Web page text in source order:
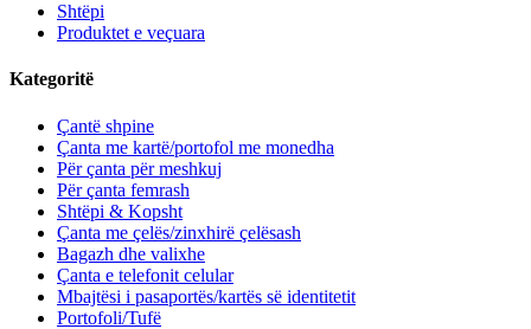
Shtëpi
Produktet e veçuara
Kategoritë
Çantë shpine
Çanta me kartë/portofol me monedha
Për çanta për meshkuj
Për çanta femrash
Shtëpi & Kopsht
Çanta me çelës/zinxhirë çelësash
Bagazh dhe valixhe
Çanta e telefonit celular
Mbajtësi i pasaportës/kartës së identitetit
Portofoli/Tufë